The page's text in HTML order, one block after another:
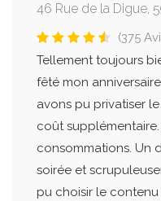
46 Rue de la Digue,
(375
Tellement toujours
fêté mon
avons pu privatiser
coût
consommations. Un
soirée et
pu choisir le